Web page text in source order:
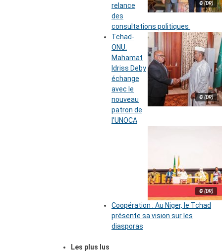
© (DR)
relance
des
consultations politiques
© (DR)
Tchad-
ONU:
Mahamat
Idriss Deby
échange
avec le
nouveau
patron de
l’UNOCA
© (DR)
Coopération : Au Niger, le Tchad
présente sa vision sur les
diasporas
Les plus lus